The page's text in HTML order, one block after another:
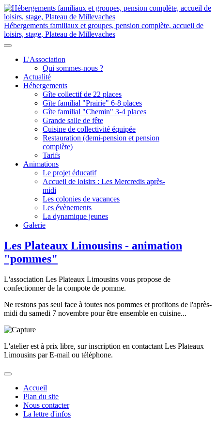
Hébergements familiaux et groupes, pension complète, accueil de
loisirs, stage, Plateau de Millevaches
L'Association
Qui sommes-nous ?
Actualité
Hébergements
Gîte collectif de 22 places
Gîte familial "Prairie" 6-8 places
Gîte familial "Chemin" 3-4 places
Grande salle de fête
Cuisine de collectivité équipée
Restauration (demi-pension et pension
complète)
Tarifs
Animations
Le projet éducatif
Accueil de loisirs : Les Mercredis après-
midi
Les colonies de vacances
Les évènements
La dynamique jeunes
Galerie
Les Plateaux Limousins - animation
"pommes"
L'association Les Plateaux Limousins vous propose de
confectionner de la compote de pomme.
Ne restons pas seul face à toutes nos pommes et profitons de l'après-
midi du samedi 7 novembre pour être ensemble en cuisine...
L'atelier est à prix libre, sur inscription en contactant Les Plateaux
Limousins par E-mail ou téléphone.
Accueil
Plan du site
Nous contacter
La lettre d'infos